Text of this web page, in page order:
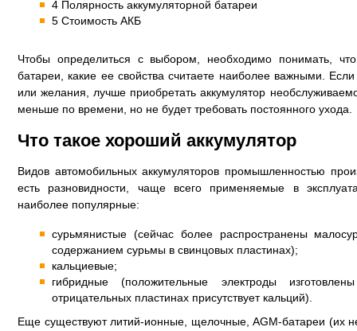
4 Полярность аккумуляторной батареи
5 Стоимость АКБ
Чтобы определиться с выбором, необходимо понимать,
батареи, какие ее свойства считаете наиболее важными.
или желания, лучше приобретать аккумулятор
меньше по времени, но не будет требовать постоянного ухода.
Что такое хороший аккумулятор
Видов автомобильных аккумуляторов промышленностью
есть разновидности, чаще всего применяемые в
наиболее популярные:
сурьмянистые (сейчас более распространены
содержанием сурьмы в свинцовых пластинах);
кальциевые;
гибридные (положительные электроды
отрицательных пластинах присутствует кальций).
Еще существуют литий-ионные, щелочные, AGM-батареи (их